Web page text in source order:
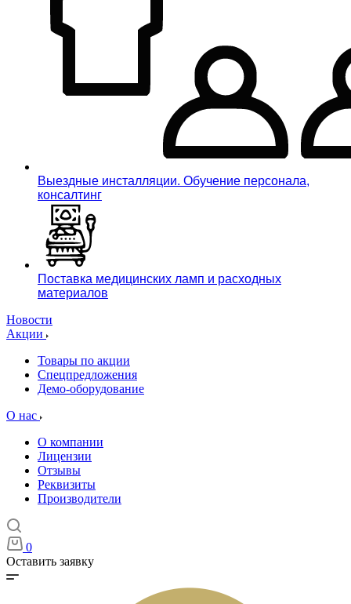
Выездные инсталляции. Обучение персонала,
консалтинг
Поставка медицинских ламп и расходных
материалов
Новости
Акции
Товары по акции
Спецпредложения
Демо-оборудование
О нас
О компании
Лицензии
Отзывы
Реквизиты
Производители
0
Оставить заявку